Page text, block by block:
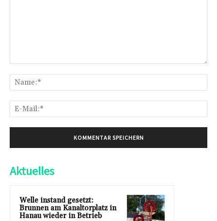
Aktuelles
Welle instand gesetzt:
Brunnen am Kanaltorplatz in
Hanau wieder in Betrieb